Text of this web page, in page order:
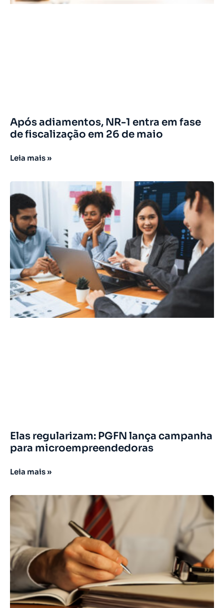
Após adiamentos, NR-1 entra em fase
de fiscalização em 26 de maio
Leia mais »
Elas regularizam: PGFN lança campanha
para microempreendedoras
Leia mais »